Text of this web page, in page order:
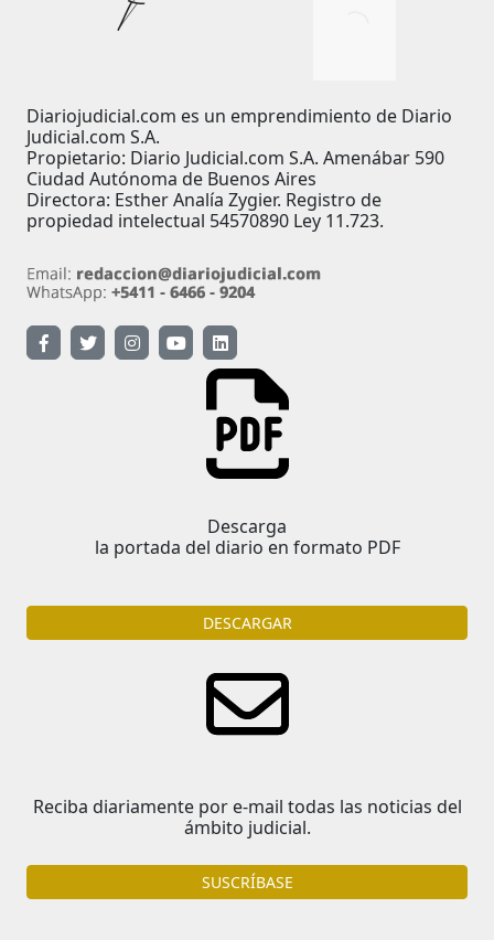
Diariojudicial.com es un emprendimiento de Diario
Judicial.com S.A.
Propietario: Diario Judicial.com S.A. Amenábar 590
Ciudad Autónoma de Buenos Aires
Directora: Esther Analía Zygier. Registro de
propiedad intelectual 54570890 Ley 11.723.
Descarga
la portada del diario en formato PDF
DESCARGAR
Reciba diariamente por e-mail todas las noticias del
ámbito judicial.
SUSCRÍBASE